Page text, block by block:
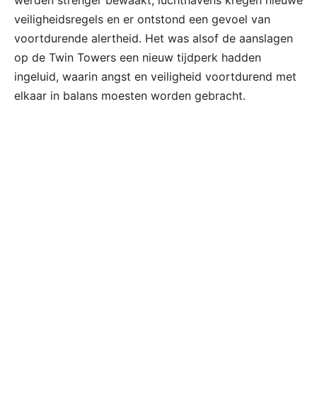
veiligheidsregels en er ontstond een gevoel van
voortdurende alertheid. Het was alsof de aanslagen
op de Twin Towers een nieuw tijdperk hadden
ingeluid, waarin angst en veiligheid voortdurend met
elkaar in balans moesten worden gebracht.